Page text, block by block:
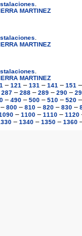
MARTINEZ
MARTINEZ
MARTINEZ
– 121 – 131 – 141 – 151
287 – 288 – 289 – 290 –
– 490 – 500 – 510 – 520
800– 810– 820– 830–
– 1100– 1110– 1120
– 1340– 1350– 1360